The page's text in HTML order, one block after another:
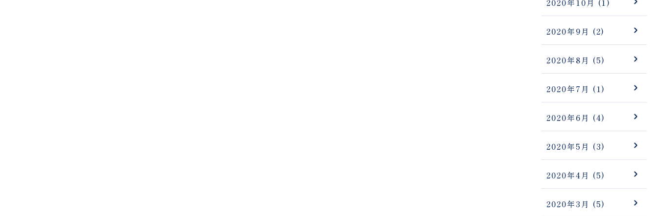
2020年9月 (2)
2020年8月 (5)
2020年7月 (1)
2020年6月 (4)
2020年5月 (3)
2020年4月 (5)
2020年3月 (5)